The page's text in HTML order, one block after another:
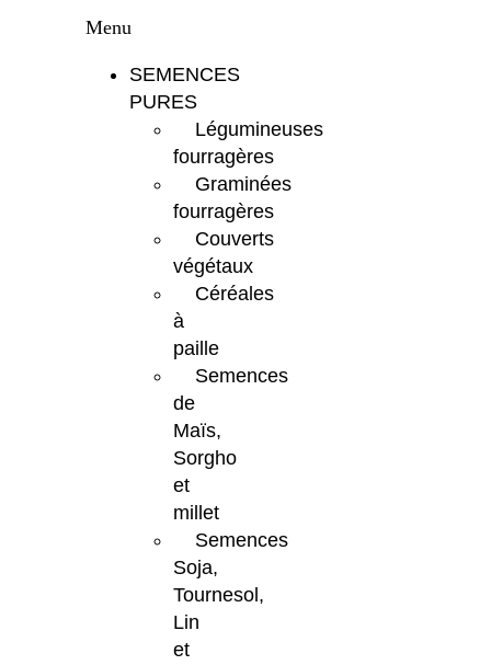
Menu
SEMENCES
PURES
Légumineuses
fourragères
Graminées
fourragères
Couverts
végétaux
Céréales
à
paille
Semences
de
Maïs,
Sorgho
et
millet
Semences
Soja,
Tournesol,
Lin
et